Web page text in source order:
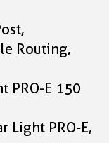
Routing,
PRO-E 150
Light PRO-E,